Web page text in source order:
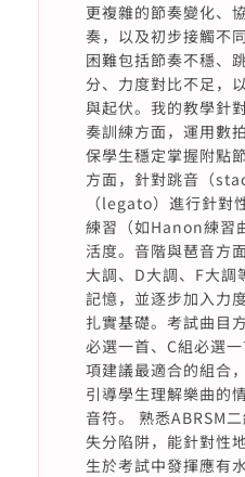
更複雜的節奏變化、
奏，以及初步接觸不
困難包括節奏不穩、
分、力度對比不足，
與起伏。我的教學針
奏訓練方面，運用數
保學生穩定掌握附點
方面，針對跳音（
（legato）進行針對
練習（如Hanon練習
活度。音階與琶音方
大調、D大調、F大調
記憶，並逐步加入力
扎實基礎。考試曲目
必選一首、C組必選
項建議最適合的組合
引導學生理解樂曲的
音符。 熟悉ABRSM
失分陷阱，能針對性
生於考試中發揮應有